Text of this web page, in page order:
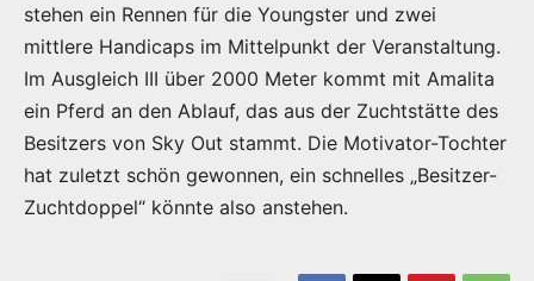
stehen ein Rennen für die Youngster und zwei
mittlere Handicaps im Mittelpunkt der Veranstaltung.
Im Ausgleich III über 2000 Meter kommt mit Amalita
ein Pferd an den Ablauf, das aus der Zuchtstätte des
Besitzers von Sky Out stammt. Die Motivator-Tochter
hat zuletzt schön gewonnen, ein schnelles „Besitzer-
Zuchtdoppel“ könnte also anstehen.